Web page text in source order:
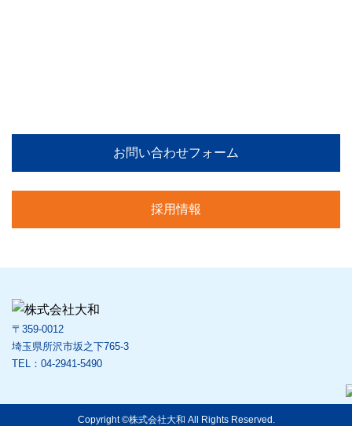
お問い合わせフォーム
採用情報
〒359-0012
埼玉県所沢市坂之下765-3
TEL：04-2941-5490
Copyright ©株式会社大和 All Rights Reserved.